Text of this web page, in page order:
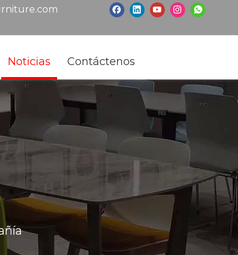
Noticias Contáctenos